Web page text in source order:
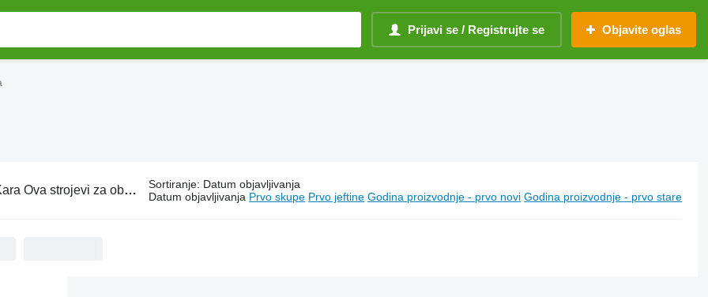
Prijavi se / Registrujte se Objavite oglas
Ova strojevi za obradu tla Sortiranje: Datum objavljivanja
Datum objavljivanja Prvo skupe Prvo jeftine Godina proizvodnje - prvo novi Godina proizvodnje - prvo stare